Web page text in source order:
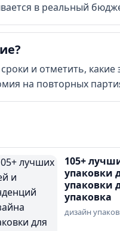
в реальный
и отметить,
на повторных
105+
упаковки
упаковки
упаковка
дизайн